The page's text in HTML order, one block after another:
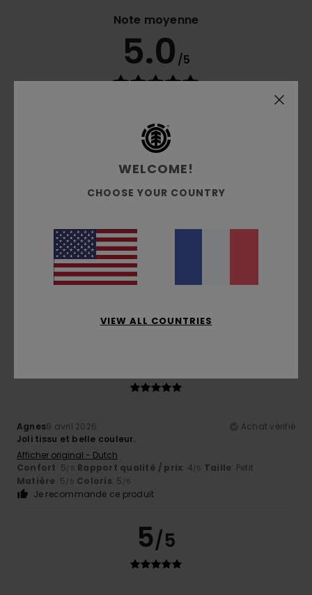
Note moyenne
5.0 /5
Rapport qualité / prix
Trop petit Trop grand
Agnes8 avril 2026
Achat vérifié
Joli tissu et belle couleur.
Afficher original - Dutch
Confort: 5/5 Rapport qualité / prix: 4/5 Taille: Petit
Matière: 5/5 Coloris: 5 /5
Je recommande ce produit
5/5
WELCOME!
CHOOSE YOUR COUNTRY
VIEW ALL COUNTRIES